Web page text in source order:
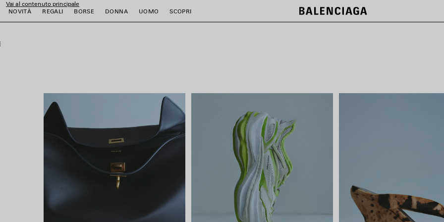
Vai al contenuto principale
NOVITÀ
REGALI BORSE DONNA UOMO SCOPRI
close the banner
SHOP NOW